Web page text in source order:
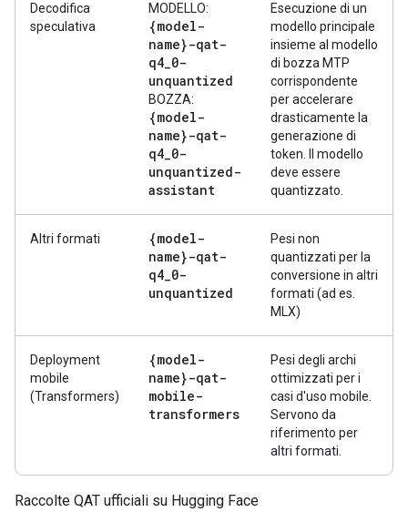
Decodifica
speculativa
MODELLO:
{model-
name}-qat-
q4_0-
unquantized
BOZZA:
{model-
name}-qat-
q4_0-
unquantized-
assistant
Esecuzione di un
modello principale
insieme al modello
di bozza MTP
corrispondente
per accelerare
drasticamente la
generazione di
token. Il modello
deve essere
quantizzato.
Altri formati
{model-
name}-qat-
q4_0-
unquantized
Pesi non
quantizzati per la
conversione in altri
formati (ad es.
MLX)
Deployment
mobile
(Transformers)
{model-
name}-qat-
mobile-
transformers
Pesi degli archi
ottimizzati per i
casi d'uso mobile.
Servono da
riferimento per
altri formati.
Raccolte QAT ufficiali su Hugging Face